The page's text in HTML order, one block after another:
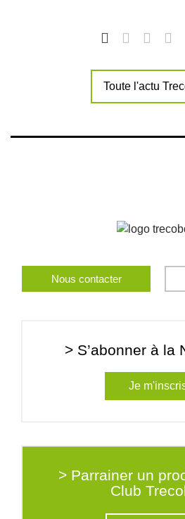
Toute l'actu
Nous contacter
> S’abonner à la
Je
> Parrainer un
Club